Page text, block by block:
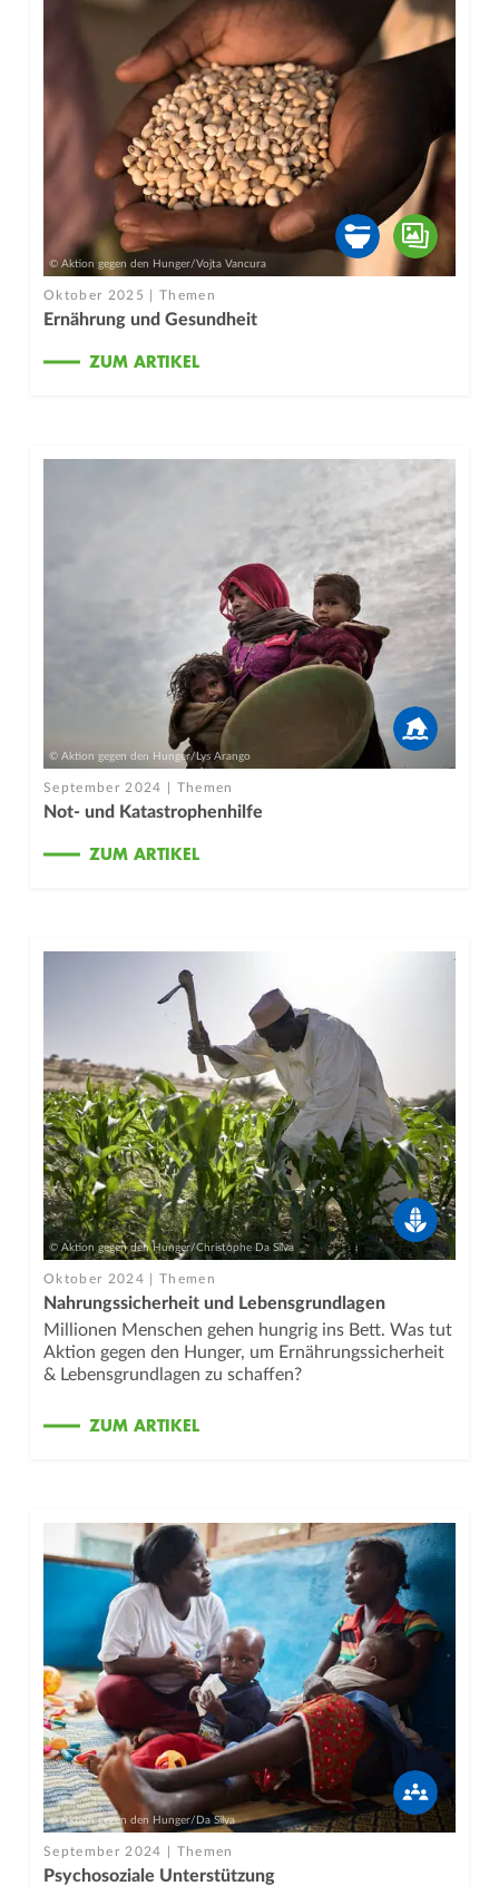
© Aktion gegen den Hunger/Vojta Vancura
Oktober 2025 | Themen
Ernährung und Gesundheit
ZUM ARTIKEL
© Aktion gegen den Hunger/Lys Arango
September 2024 | Themen
Not- und Katastrophenhilfe
ZUM ARTIKEL
© Aktion gegen den Hunger/Christophe Da Silva
Oktober 2024 | Themen
Nahrungssicherheit und Lebensgrundlagen
Millionen Menschen gehen hungrig ins Bett. Was tut
Aktion gegen den Hunger, um Ernährungssicherheit
& Lebensgrundlagen zu schaffen?
ZUM ARTIKEL
© Aktion gegen den Hunger/Da Silva
September 2024 | Themen
Psychosoziale Unterstützung